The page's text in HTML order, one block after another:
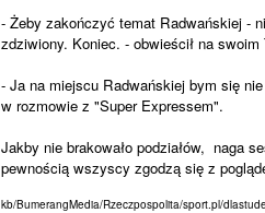
- Żeby zakończyć temat Radwańskiej -
zdziwiony. Koniec. - obwieścił na
- Ja na miejscu Radwańskiej bym się
w rozmowie z "Super Expressem".
Jakby nie brakowało podziałów, naga
pewnością wszyscy zgodzą się z
kb/BumerangMedia/Rzeczpospolita/sport.pl/